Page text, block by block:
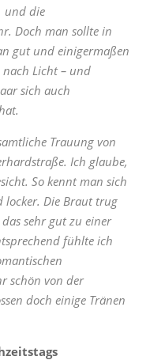
und die
Doch man sollte in
gut und einigermaßen
Licht – und
sich auch
Trauung von
Ich glaube,
So kennt man sich
locker. Die Braut trug
sehr gut zu einer
fühlte ich
schön von der
doch einige Tränen